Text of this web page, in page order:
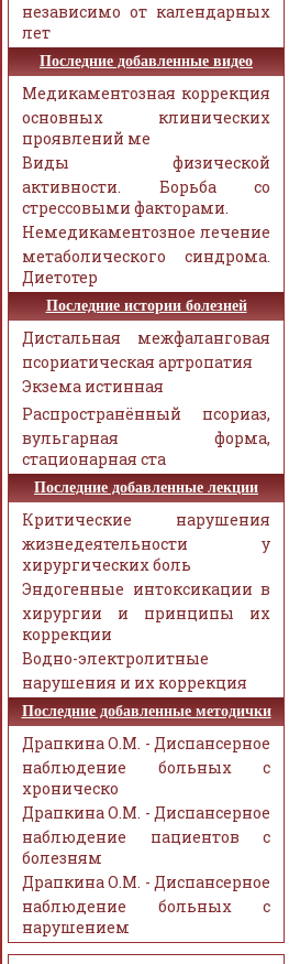
независимо от календарных
лет
Последние добавленные видео
Медикаментозная коррекция
основных клинических
проявлений ме
Виды физической
активности. Борьба со
стрессовыми факторами.
Немедикаментозное лечение
метаболического синдрома.
Диетотер
Последние истории болезней
Дистальная межфаланговая
псориатическая артропатия
Экзема истинная
Распространённый псориаз,
вульгарная форма,
стационарная ста
Последние добавленные лекции
Критические нарушения
жизнедеятельности у
хирургических боль
Эндогенные интоксикации в
хирургии и принципы их
коррекции
Водно-электролитные
нарушения и их коррекция
Последние добавленные методички
Драпкина О.М. - Диспансерное
наблюдение больных с
хроническо
Драпкина О.М. - Диспансерное
наблюдение пациентов с
болезням
Драпкина О.М. - Диспансерное
наблюдение больных с
нарушением